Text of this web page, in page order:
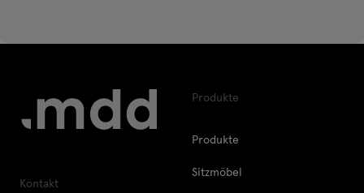
Kontakt
Produkte
Produkte
Sitzmöbel